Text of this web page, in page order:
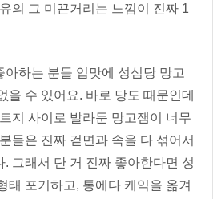
의 그 미끈거리는 느낌이 진짜 1
아하는 분들 입맛에 성심당 망고
을 수 있어요. 바로 당도 때문인데
지 사이로 발라둔 망고잼이 너무
들은 진짜 겉면과 속을 다 섞어서
그래서 단 거 진짜 좋아한다면 성
태 포기하고, 통에다 케익을 옮겨